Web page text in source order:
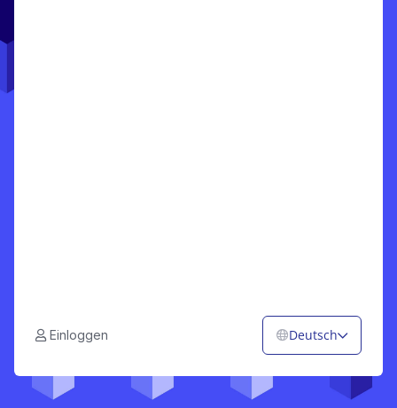
Einloggen Deutsch